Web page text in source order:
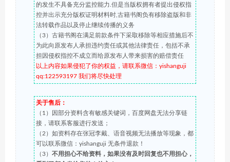
的发生不具备充分监控能力.但是当版权拥有者提出侵权指
控并出示充分版权证明材料时,古籍书阁负有移除盗版和非
法转载作品以及停止继续传播的义务
（3）古籍书阁在满足前款条件下采取移除等相应措施后不
为此向原发布人承担违约责任或其他法律责任，包括不承
担因侵权指控不成立而给原发布人带来损害的赔偿责任
以上内容如果侵犯了你的权益，请联系微信：yishanguji
qq:122593197 我们将尽快处理
关于售后：
（1）因部分资料含有敏感关键词，百度网盘无法分享链
接，请联系客服进行发送；
（2）如资料存在张冠李戴、语音视频无法播放等现象，都
可以联系微信：yishanguji 无条件退款！
（3） 不用担心不给资料，如果没有及时回复也不用担心，